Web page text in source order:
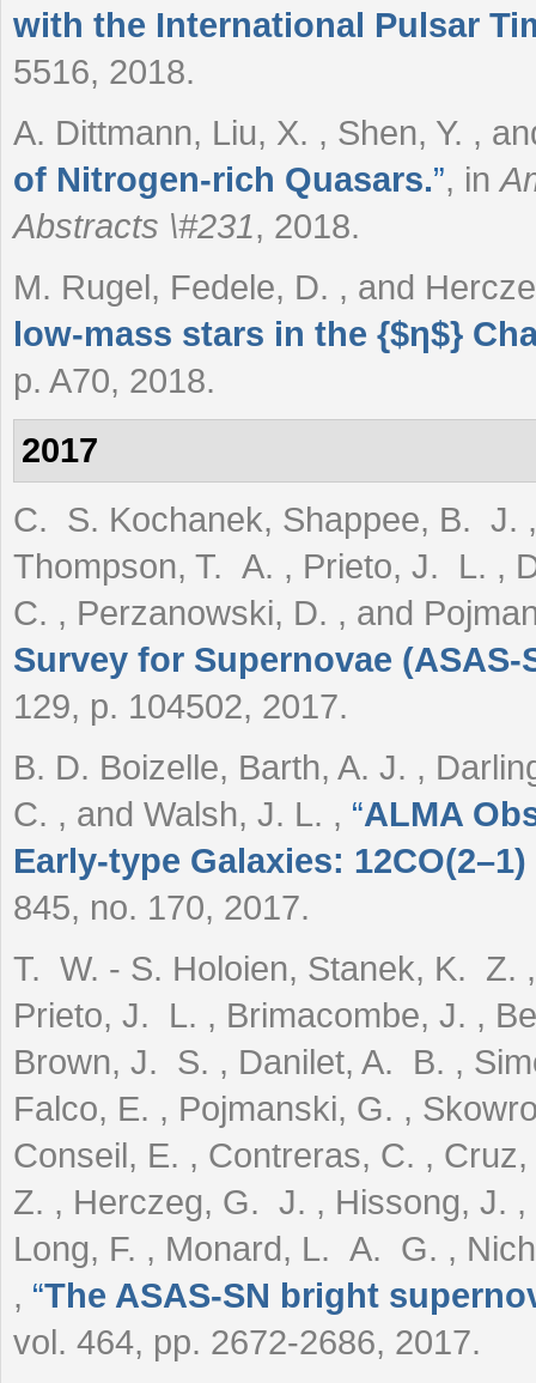
with the International Pulsar
5516, 2018.
A. Dittmann, Liu, X. , Shen, Y. ,
of Nitrogen-rich Quasars.”, in
Abstracts \#231, 2018.
M. Rugel, Fedele, D. , and
low-mass stars in the {$η$}
p. A70, 2018.
2017
C. S. Kochanek, Shappee, B. J.
Thompson, T. A. , Prieto, J. L. ,
C. , Perzanowski, D. , and
Survey for Supernovae
129, p. 104502, 2017.
B. D. Boizelle, Barth, A. J. ,
C. , and Walsh, J. L. , “ALMA
Early-type Galaxies:
845, no. 170, 2017.
T. W. - S. Holoien, Stanek, K.
Prieto, J. L. , Brimacombe, J. ,
Brown, J. S. , Danilet, A. B. ,
Falco, E. , Pojmanski, G. ,
Conseil, E. , Contreras, C. ,
Z. , Herczeg, G. J. , Hissong, J.
Long, F. , Monard, L. A. G. ,
, “The ASAS-SN bright
vol. 464, pp. 2672-2686, 2017.